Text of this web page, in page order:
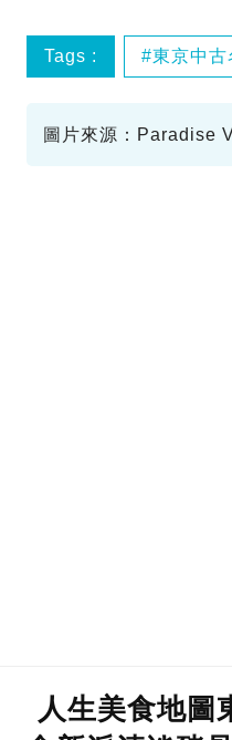
Tags : 東京中古
圖片來源：Paradise
人生美食地圖